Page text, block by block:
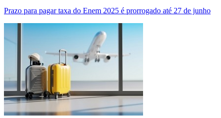
Prazo para pagar taxa do Enem 2025 é prorrogado até 27 de junho